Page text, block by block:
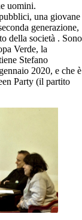
uomini.
una giovane
generazione,
della società . Sono
Verde, la
Stefano
2020, e che è
Party (il partito